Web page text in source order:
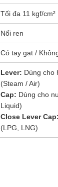
Tối đa 11 kgf/cm²
Nối ren
Có tay gạt /
Lever: Dùng cho
(Steam / Air)
Cap: Dùng cho
Liquid)
Close Lever Cap:
(LPG, LNG)